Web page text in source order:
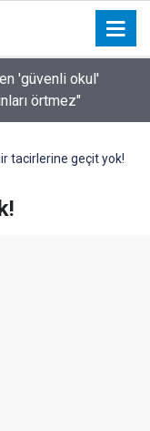
'güvenli okul'
örtmez"
nöbetçi
tacirlerine geçit yok!